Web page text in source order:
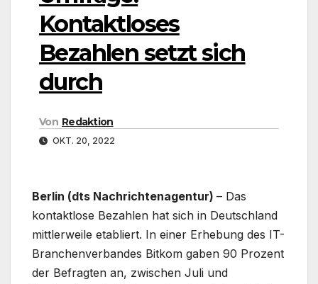
Kontaktloses
Bezahlen setzt sich
durch
Von Redaktion
OKT. 20, 2022
Berlin (dts Nachrichtenagentur) – Das
kontaktlose Bezahlen hat sich in Deutschland
mittlerweile etabliert. In einer Erhebung des IT-
Branchenverbandes Bitkom gaben 90 Prozent
der Befragten an, zwischen Juli und